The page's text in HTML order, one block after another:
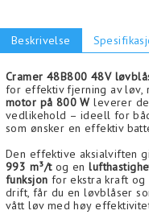
Beskrivelse
Cramer 48B800 48V
for effektiv fjerning av løv,
motor på 800 W leverer
vedlikehold – ideell for
som ønsker en effektiv
Den effektive aksialviften
993 m³/tog en
funksjon for ekstra kraft og
drift, får du en løvblåser
vått løv med høy